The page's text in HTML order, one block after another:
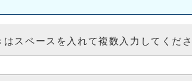
スペースを入れて複数入力してくだ